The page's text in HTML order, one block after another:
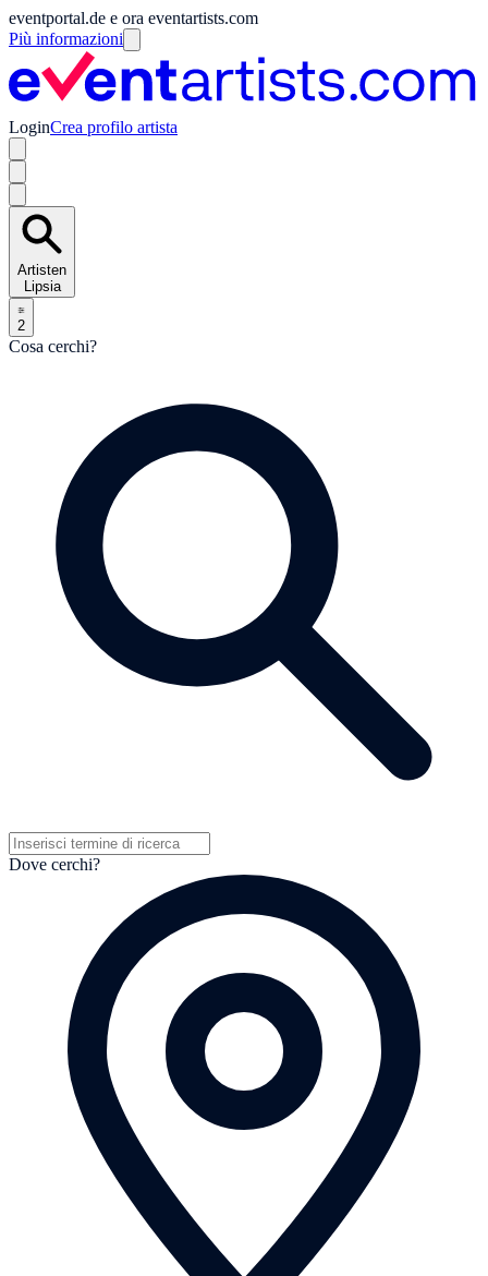
eventportal.de e ora eventartists.com
Più informazioni
LoginCrea profilo artista
Artisten
Lipsia
2
Cosa cerchi?
Dove cerchi?